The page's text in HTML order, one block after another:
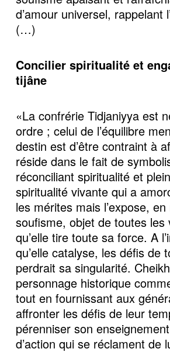
d’amour universel, rappelant
(…)
Concilier spiritualité et
tijâne
«La confrérie Tidjaniyya est
ordre ; celui de l’équilibre
destin est d’être contraint à
réside dans le fait de
réconciliant spiritualité et
spiritualité vivante qui a
les mérites mais l’expose,
soufisme, objet de toutes les
qu’elle tire toute sa force. A
qu’elle catalyse, les défis
perdrait sa singularité.
personnage historique
tout en fournissant aux
affronter les défis de leur
pérenniser son
d’action qui se réclament de